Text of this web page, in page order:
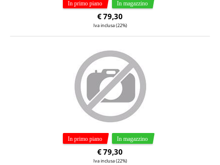
€79,30
Iva inclusa (22%)
€79,30
Iva inclusa (22%)